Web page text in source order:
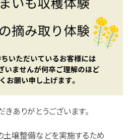
ありがとうございます。
壌整備などを実施するため